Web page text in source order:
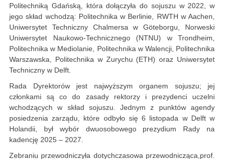
Politechniką Gdańską, która dołączyła do sojuszu w 2022, w
jego skład wchodzą: Politechnika w Berlinie, RWTH w Aachen,
Uniwersytet Techniczny Chalmersa w Göteborgu, Norweski
Uniwersytet Naukowo-Technicznego (NTNU) w Trondheim,
Politechnika w Mediolanie, Politechnika w Walencji, Politechnika
Warszawska, Politechnika w Zurychu (ETH) oraz Uniwersytet
Techniczny w Delft.
Rada Dyrektorów jest najwyższym organem sojuszu; jej
członkami są co do zasady rektorzy i prezydenci uczelni
wchodzących w skład sojuszu. Jednym z punktów agendy
posiedzenia zarządu, które odbyło się 6 listopada w Delft w
Holandii, był wybór dwuosobowego prezydium Rady na
kadencję 2025 – 2027.
Zebraniu przewodniczyła dotychczasowa przewodnicząca,prof.